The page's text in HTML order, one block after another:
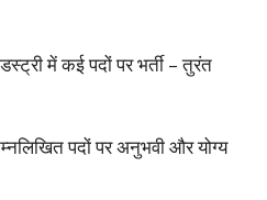
में कई पदों पर भर्ती – तुरंत
पदों पर अनुभवी और योग्य